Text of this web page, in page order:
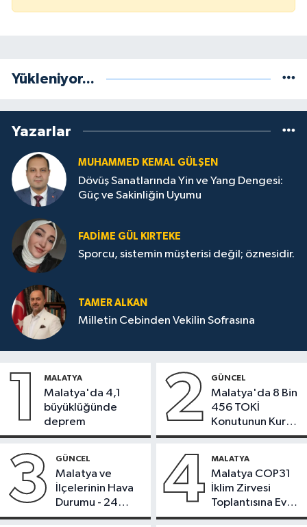
Yükleniyor...
Yazarlar
MUHAMMED KEMAL GÜLŞEN
Dövüş Sanatlarında Yin ve Yang Dengesi:
Güç ve Sakinliğin Uyumu
FADIME GÜL KIRTEKE
Sporcu, sistemin müşterisi değil; öznesidir.
TAMER ALKAN
Milletin Cebinden Vekilin Sofrasına
1 MALATYA
Malatya'da 4,1
büyüklüğünde
deprem
2 GÜNCEL
Malatya'da 8 Bin
456 TOKİ
Konutunun Kurası
Bugün Çekiliyor
3 GÜNCEL
Malatya ve
İlçelerinin Hava
Durumu - 24
Temmuz 2026
4 MALATYA
Malatya COP31
İklim Zirvesi
Toplantısına Ev
Sahipliği Yaptı